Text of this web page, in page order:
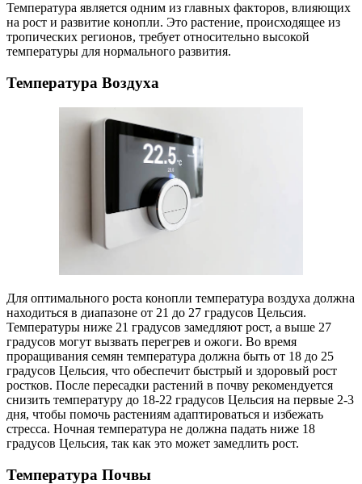
Температура является одним из главных факторов, влияющих
на рост и развитие конопли. Это растение, происходящее из
тропических регионов, требует относительно высокой
температуры для нормального развития.
Температура Воздуха
Для оптимального роста конопли температура воздуха должна
находиться в диапазоне от 21 до 27 градусов Цельсия.
Температуры ниже 21 градусов замедляют рост, а выше 27
градусов могут вызвать перегрев и ожоги. Во время
проращивания семян температура должна быть от 18 до 25
градусов Цельсия, что обеспечит быстрый и здоровый рост
ростков. После пересадки растений в почву рекомендуется
снизить температуру до 18-22 градусов Цельсия на первые 2-3
дня, чтобы помочь растениям адаптироваться и избежать
стресса. Ночная температура не должна падать ниже 18
градусов Цельсия, так как это может замедлить рост.
Температура Почвы